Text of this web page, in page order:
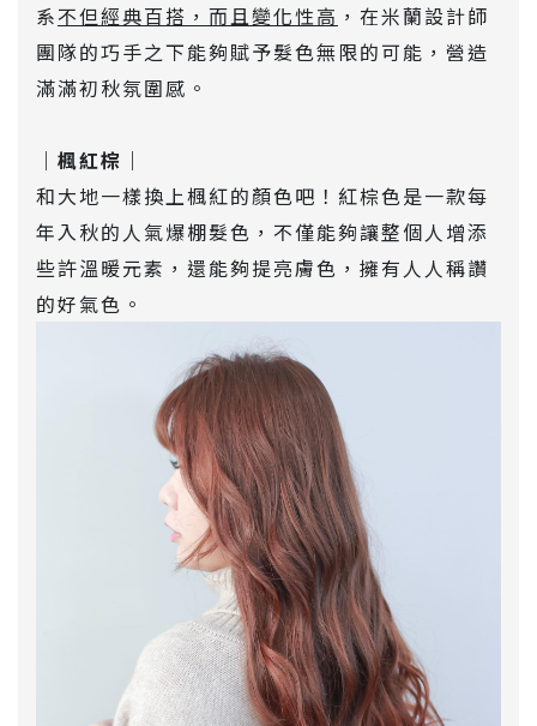
系不但經典百搭，而且變化性高 ，在米蘭設計師
團隊的巧手之下能夠賦予髮色無限的可能，營造
滿滿初秋氛圍感。
｜楓紅棕｜
和大地一樣換上楓紅的顏色吧！紅棕色是一款每
年入秋的人氣爆棚髮色，不僅能夠讓整個人增添
些許溫暖元素，還能夠提亮膚色，擁有人人稱讚
的好氣色。